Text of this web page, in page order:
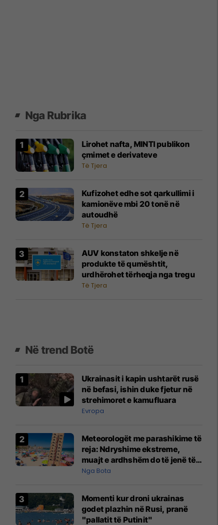
Nga Rubrika
Lirohet nafta, MINTI publikon
çmimet e derivateve
Të Tjera
Kufizohet edhe sot qarkullimi i
kamionëve mbi 20 tonë në
autoudhë
Të Tjera
AUV konstaton shkelje në
produkte të qumështit,
urdhërohet tërheqja nga tregu
Të Tjera
Në trend Botë
Ukrainasit i kapin ushtarët rusë
në befasi, ishin duke fjetur në
strehimoret e kamufluara
Evropa
Meteorologët me parashikime të
reja: Ndryshime ekstreme,
muajt e ardhshëm do të jenë të
pazakontë
Nga Bota
Momenti kur droni ukrainas
godet plazhin në Rusi, pranë
"pallatit të Putinit"